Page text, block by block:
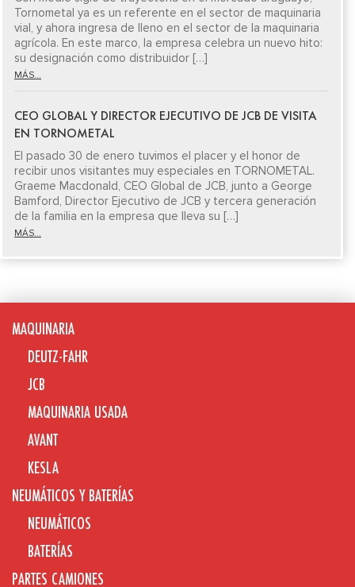
Tornometal ya es un referente en el sector de maquinaria
vial, y ahora ingresa de lleno en el sector de la maquinaria
agrícola. En este marco, la empresa celebra un nuevo hito:
su designación como distribuidor […]
MÁS...
CEO GLOBAL Y DIRECTOR EJECUTIVO DE JCB DE VISITA
EN TORNOMETAL
El pasado 30 de enero tuvimos el placer y el honor de
recibir unos visitantes muy especiales en TORNOMETAL.
Graeme Macdonald, CEO Global de JCB, junto a George
Bamford, Director Ejecutivo de JCB y tercera generación
de la familia en la empresa que lleva su […]
MÁS...
MAQUINARIA
DEUTZ-FAHR
JCB
MAQUINARIA USADA
AVANT
KESLA
NEUMÁTICOS Y BATERÍAS
NEUMÁTICOS
BATERÍAS
PARTES CAMIONES